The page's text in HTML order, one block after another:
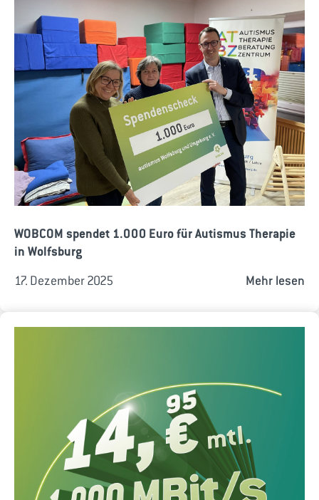
WOBCOM spendet 1.000 Euro für Autismus Therapie
in Wolfsburg
17. Dezember 2025 Mehr lesen